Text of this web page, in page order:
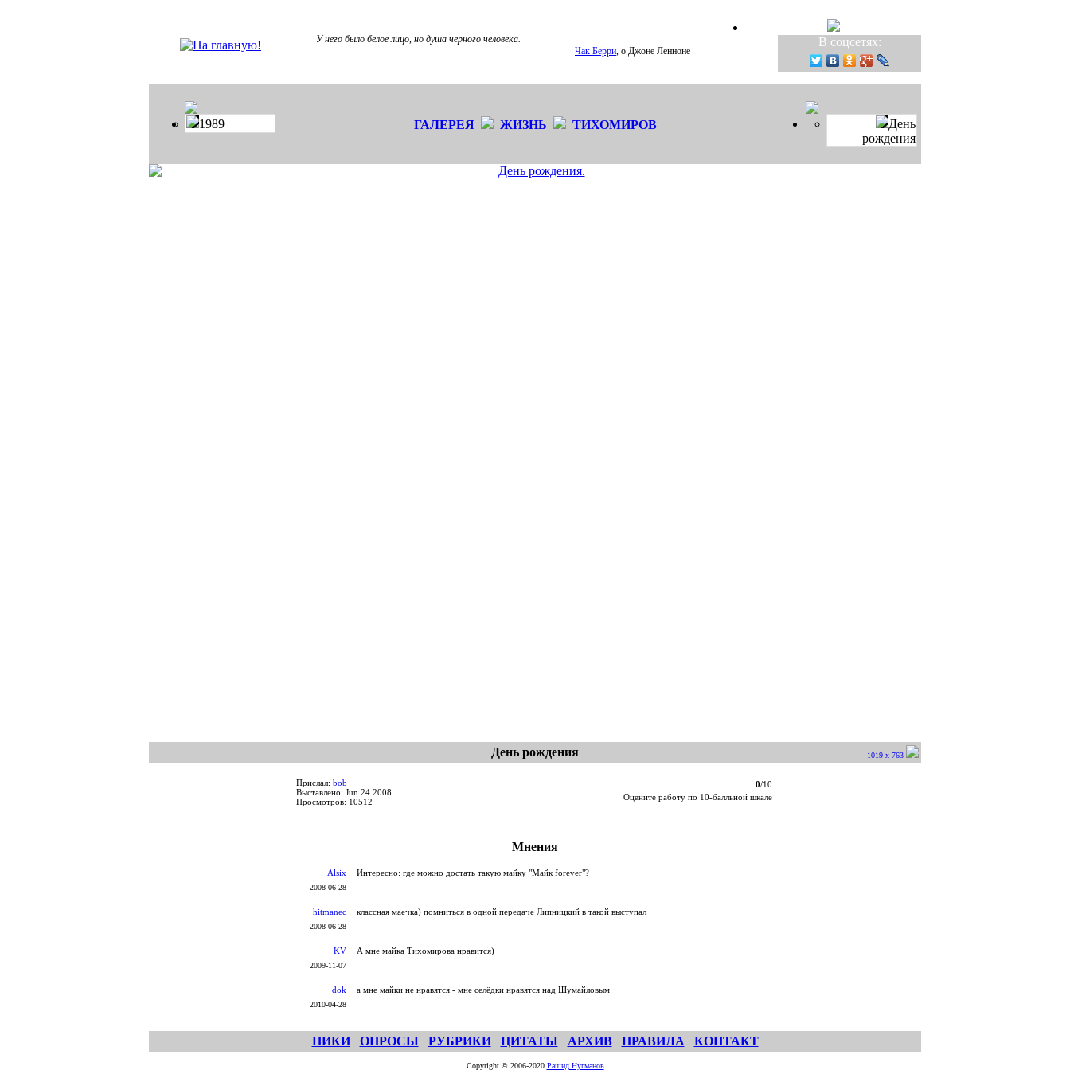
У него было белое лицо, но душа черного человека.
Чак Берри, о Джоне Ленноне
В соцсетях:
1989 ГАЛЕРЕЯ ЖИЗНЬ ТИХОМИРОВ
День
рождения
День рождения 1019 x 763
Прислал: bob
Выставлено: Jun 24 2008
Просмотров: 10512
0/10
Оцените работу по 10-балльной шкале
Мнения
Alsix
2008-06-28
Интересно: где можно достать такую майку "Майк forever"?
hitmanec
2008-06-28
классная маечка) помниться в одной передаче Липницкий в такой выступал
KV
2009-11-07
А мне майка Тихомирова нравится)
dok
2010-04-28
а мне майки не нравятся - мне селёдки нравятся над Шумайловым
НИКИ ОПРОСЫ РУБРИКИ ЦИТАТЫ АРХИВ ПРАВИЛА КОНТАКТ
Copyright © 2006-2020 Рашид Нугманов